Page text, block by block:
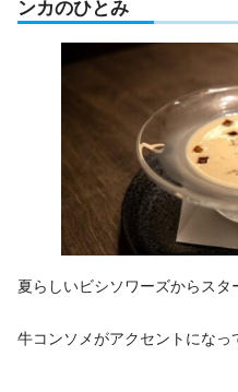
ンカのひとみ
夏らしいビシソワーズからスタ
牛コンソメがアクセントになっ